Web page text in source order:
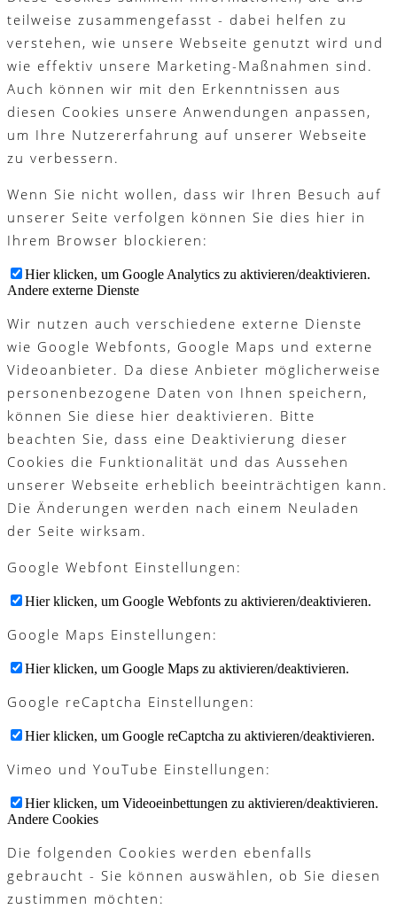
teilweise zusammengefasst - dabei helfen zu
verstehen, wie unsere Webseite genutzt wird und
wie effektiv unsere Marketing-Maßnahmen sind.
Auch können wir mit den Erkenntnissen aus
diesen Cookies unsere Anwendungen anpassen,
um Ihre Nutzererfahrung auf unserer Webseite
zu verbessern.
Wenn Sie nicht wollen, dass wir Ihren Besuch auf
unserer Seite verfolgen können Sie dies hier in
Ihrem Browser blockieren:
Hier klicken, um Google Analytics zu aktivieren/deaktivieren.
Andere externe Dienste
Wir nutzen auch verschiedene externe Dienste
wie Google Webfonts, Google Maps und externe
Videoanbieter. Da diese Anbieter möglicherweise
personenbezogene Daten von Ihnen speichern,
können Sie diese hier deaktivieren. Bitte
beachten Sie, dass eine Deaktivierung dieser
Cookies die Funktionalität und das Aussehen
unserer Webseite erheblich beeinträchtigen kann.
Die Änderungen werden nach einem Neuladen
der Seite wirksam.
Google Webfont Einstellungen:
Hier klicken, um Google Webfonts zu aktivieren/deaktivieren.
Google Maps Einstellungen:
Hier klicken, um Google Maps zu aktivieren/deaktivieren.
Google reCaptcha Einstellungen:
Hier klicken, um Google reCaptcha zu aktivieren/deaktivieren.
Vimeo und YouTube Einstellungen:
Hier klicken, um Videoeinbettungen zu aktivieren/deaktivieren.
Andere Cookies
Die folgenden Cookies werden ebenfalls
gebraucht - Sie können auswählen, ob Sie diesen
zustimmen möchten: